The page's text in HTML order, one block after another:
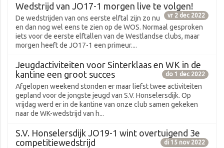
Wedstrijd van JO17-1 morgen live te volgen!
vr 2 dec 2022
De wedstrijden van ons eerste elftal zijn zo nu
en dan nog wel eens te zien op de WOS. Normaal gesproken
iets voor de eerste elftallen van de Westlandse clubs, maar
morgen heeft de JO17-1 een primeur....
Jeugdactiviteiten voor Sinterklaas en WK in de
kantine een groot succes
do 1 dec 2022
Afgelopen weekend stonden er maar liefst twee activiteiten
gepland voor de jongste jeugd van S.V. Honselersdijk. Op
vrijdag werd er in de kantine van onze club samen gekeken
naar de WK-wedstrijd van h...
S.V. Honselersdijk JO19-1 wint overtuigend 3e
competitiewedstrijd
di 15 nov 2022